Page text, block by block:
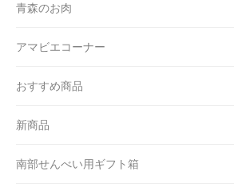
青森のお肉
アマビエコーナー
おすすめ商品
新商品
南部せんべい用ギフト箱